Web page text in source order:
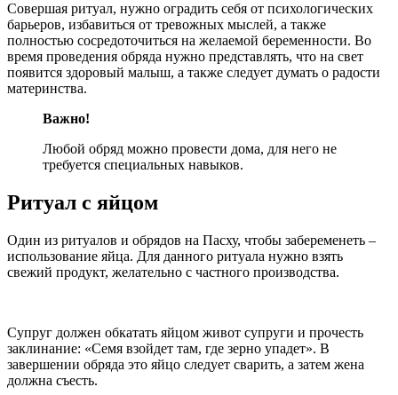
Совершая ритуал, нужно оградить себя от психологических
барьеров, избавиться от тревожных мыслей, а также
полностью сосредоточиться на желаемой беременности. Во
время проведения обряда нужно представлять, что на свет
появится здоровый малыш, а также следует думать о радости
материнства.
Важно!
Любой обряд можно провести дома, для него не
требуется специальных навыков.
Ритуал с яйцом
Один из ритуалов и обрядов на Пасху, чтобы забеременеть –
использование яйца. Для данного ритуала нужно взять
свежий продукт, желательно с частного производства.
Супруг должен обкатать яйцом живот супруги и прочесть
заклинание: «Семя взойдет там, где зерно упадет». В
завершении обряда это яйцо следует сварить, а затем жена
должна съесть.